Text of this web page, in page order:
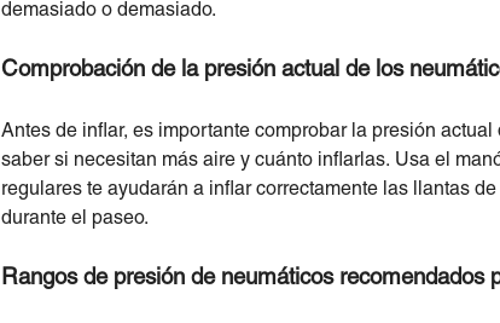
demasiado o demasiado.
Comprobación de la presión actual de los
Antes de inflar, es importante comprobar la presión
saber si necesitan más aire y cuánto inflarlas. Usa el
regulares te ayudarán a inflar correctamente las llantas
durante el paseo.
Rangos de presión de neumáticos recomendados